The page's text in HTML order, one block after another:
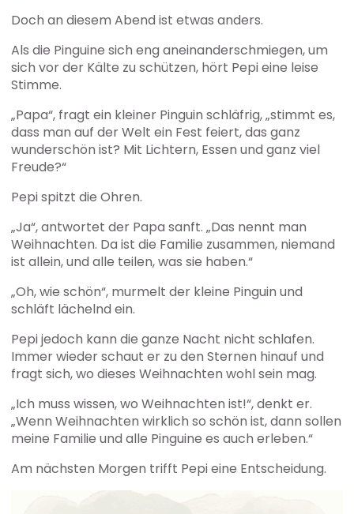
Doch an diesem Abend ist etwas anders.
Als die Pinguine sich eng aneinanderschmiegen, um
sich vor der Kälte zu schützen, hört Pepi eine leise
Stimme.
„Papa“, fragt ein kleiner Pinguin schläfrig, „stimmt es,
dass man auf der Welt ein Fest feiert, das ganz
wunderschön ist? Mit Lichtern, Essen und ganz viel
Freude?“
Pepi spitzt die Ohren.
„Ja“, antwortet der Papa sanft. „Das nennt man
Weihnachten. Da ist die Familie zusammen, niemand
ist allein, und alle teilen, was sie haben.“
„Oh, wie schön“, murmelt der kleine Pinguin und
schläft lächelnd ein.
Pepi jedoch kann die ganze Nacht nicht schlafen.
Immer wieder schaut er zu den Sternen hinauf und
fragt sich, wo dieses Weihnachten wohl sein mag.
„Ich muss wissen, wo Weihnachten ist!“, denkt er.
„Wenn Weihnachten wirklich so schön ist, dann sollen
meine Familie und alle Pinguine es auch erleben.“
Am nächsten Morgen trifft Pepi eine Entscheidung.